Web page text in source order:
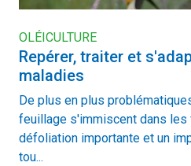
OLÉICULTURE
Repérer, traiter et
maladies
De plus en plus
feuillage s'immiscent dans les
défoliation importante et un
tou...